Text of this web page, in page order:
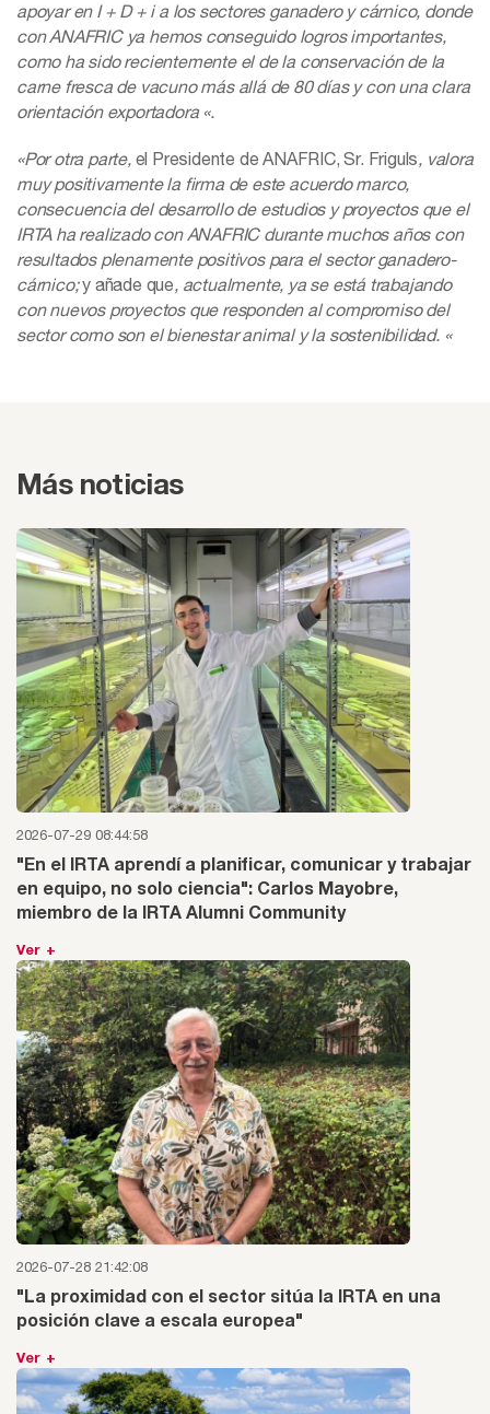
apoyar en I + D + i a los sectores ganadero y cárnico, donde
con ANAFRIC ya hemos conseguido logros importantes,
como ha sido recientemente el de la conservación de la
carne fresca de vacuno más allá de 80 días y con una clara
orientación exportadora «.
«Por otra parte, el Presidente de ANAFRIC, Sr. Friguls, valora
muy positivamente la firma de este acuerdo marco,
consecuencia del desarrollo de estudios y proyectos que el
IRTA ha realizado con ANAFRIC durante muchos años con
resultados plenamente positivos para el sector ganadero-
cárnico;y añade que, actualmente, ya se está trabajando
con nuevos proyectos que responden al compromiso del
sector como son el bienestar animal y la sostenibilidad. «
Más noticias
2026-07-29 08:44:58
"En el IRTA aprendí a planificar, comunicar y trabajar
en equipo, no solo ciencia": Carlos Mayobre,
miembro de la IRTA Alumni Community
Ver +
2026-07-28 21:42:08
"La proximidad con el sector sitúa la IRTA en una
posición clave a escala europea"
Ver +